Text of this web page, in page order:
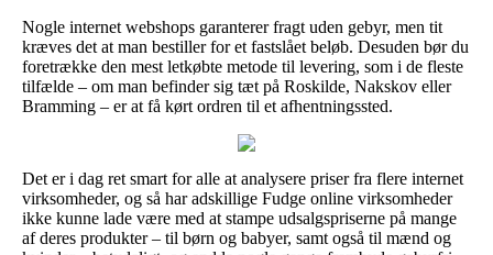
Nogle internet webshops garanterer fragt uden gebyr, men tit
kræves det at man bestiller for et fastslået beløb. Desuden bør du
foretrække den mest letkøbte metode til levering, som i de fleste
tilfælde – om man befinder sig tæt på Roskilde, Nakskov eller
Bramming – er at få kørt ordren til et afhentningssted.
Det er i dag ret smart for alle at analysere priser fra flere internet
virksomheder, og så har adskillige Fudge online virksomheder
ikke kunne lade være med at stampe udsalgspriserne på mange
af deres produkter – til børn og babyer, samt også til mænd og